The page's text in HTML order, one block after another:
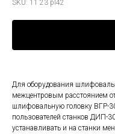
SKU: 11 23 pl42
Для оборудования
межцентровым расстоянием
шлифовальную головку ВГР-
пользователей станков ДИП-
устанавливать и на станки